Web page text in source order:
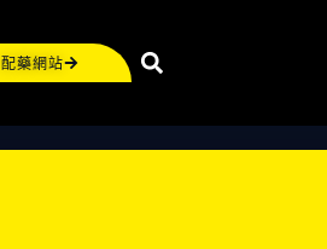
配藥網站